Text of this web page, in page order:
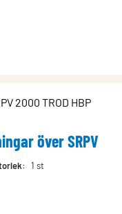
2000 TROD HBP
över SRPV
: 1 st